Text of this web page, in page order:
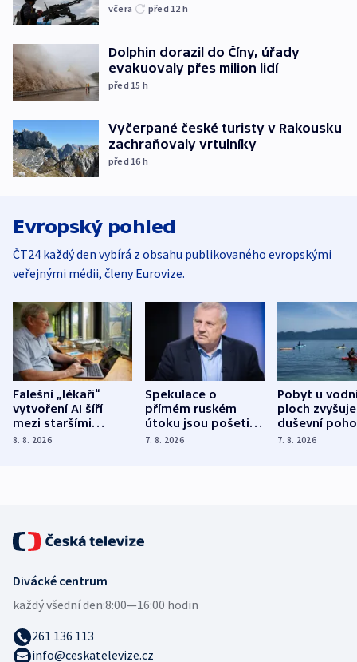
včera před 12 h
Dolphin dorazil do Číny, úřady
evakuovaly přes milion lidí
před 15 h
Vyčerpané české turisty v Rakousku
zachraňovaly vrtulníky
před 16 h
Evropský pohled
ČT24 každý den vybírá z obsahu publikovaného evropskými
veřejnými médii, členy Eurovize.
Falešní „lékaři“
vytvoření AI šíří
mezi staršími
Poláky nebezpečné
8. 8. 2026
Spekulace o
přímém ruském
útoku jsou pošetilé,
míní estonský
7. 8. 2026
Pobyt u
ploch zvyšuje
duševní
ukázala
7. 8. 2026
Divácké centrum
každý všední den:8:00—16:00 hodin
261 136 113
info@ceskatelevize.cz